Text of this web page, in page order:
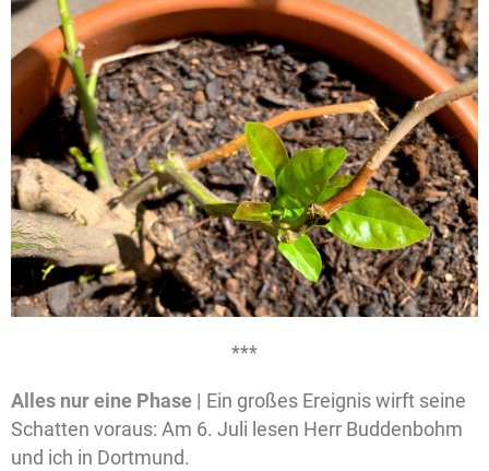
***
Alles nur eine Phase | Ein großes Ereignis wirft seine
Schatten voraus: Am 6. Juli lesen Herr Buddenbohm
und ich in Dortmund.